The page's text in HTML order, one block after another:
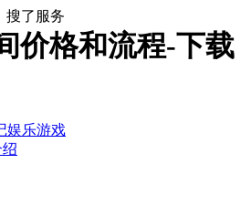
搜了服务
价格和流程-下载
娱乐游戏